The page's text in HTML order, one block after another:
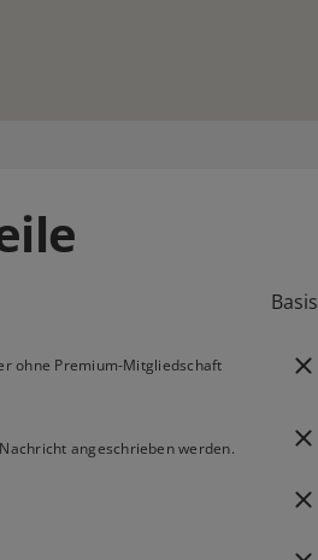
Basis
ohne Premium-Mitgliedschaft
angeschrieben werden.